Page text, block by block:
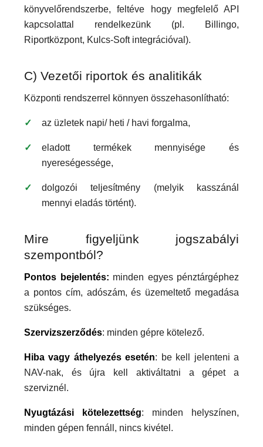
könyvelőrendszerbe, feltéve hogy megfelelő API
kapcsolattal rendelkezünk (pl. Billingo,
Riportközpont, Kulcs-Soft integrációval).
C) Vezetői riportok és analitikák
Központi rendszerrel könnyen összehasonlítható:
az üzletek napi/ heti / havi forgalma,
eladott termékek mennyisége és
nyereségessége,
dolgozói teljesítmény (melyik kasszánál
mennyi eladás történt).
Mire figyeljünk jogszabályi
szempontból?
Pontos bejelentés: minden egyes pénztárgéphez
a pontos cím, adószám, és üzemeltető megadása
szükséges.
Szervizszerződés: minden gépre kötelező.
Hiba vagy áthelyezés esetén: be kell jelenteni a
NAV-nak, és újra kell aktiváltatni a gépet a
szerviznél.
Nyugtázási kötelezettség: minden helyszínen,
minden gépen fennáll, nincs kivétel.